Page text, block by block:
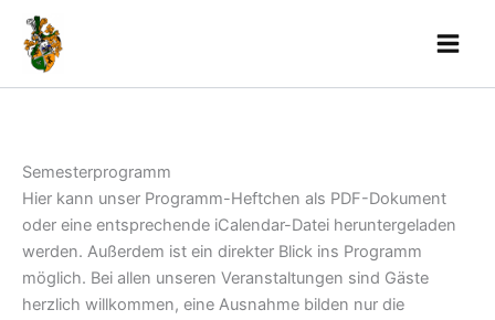
content
Semesterprogramm
Hier kann unser Programm-Heftchen als PDF-Dokument
oder eine entsprechende iCalendar-Datei heruntergeladen
werden. Außerdem ist ein direkter Blick ins Programm
möglich. Bei allen unseren Veranstaltungen sind Gäste
herzlich willkommen, eine Ausnahme bilden nur die